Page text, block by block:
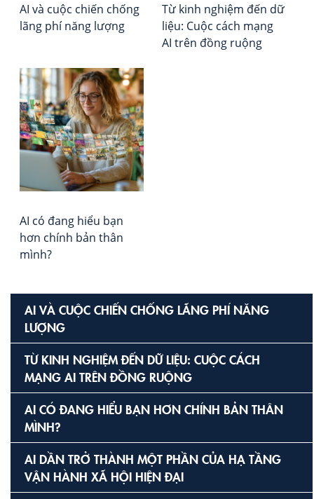
AI và cuộc chiến chống
lãng phí năng lượng
Từ kinh nghiệm đến dữ
liệu: Cuộc cách mạng
AI trên đồng ruộng
AI có đang hiểu bạn
hơn chính bản thân
mình?
AI VÀ CUỘC CHIẾN CHỐNG LÃNG PHÍ NĂNG
LƯỢNG
TỪ KINH NGHIỆM ĐẾN DỮ LIỆU: CUỘC CÁCH
MẠNG AI TRÊN ĐỒNG RUỘNG
AI CÓ ĐANG HIỂU BẠN HƠN CHÍNH BẢN THÂN
MÌNH?
AI DẦN TRỞ THÀNH MỘT PHẦN CỦA HẠ TẦNG
VẬN HÀNH XÃ HỘI HIỆN ĐẠI